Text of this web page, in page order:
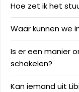
Hoe zet ik het
Waar kunnen we
Is er een manier
schakelen?
Kan iemand uit